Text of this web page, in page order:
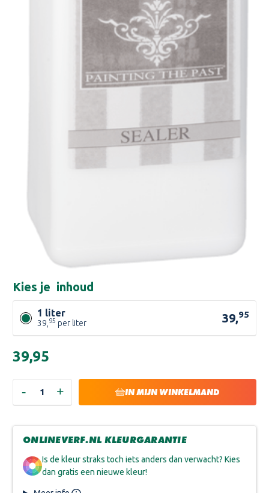
Kies je inhoud
1 liter
39,95 per liter 39,95
voorraad:
€39,95
HOEVEELHEID
VAN
THE
SEALER
- HOEVEELHEID
VAN
THE
SEALER
+ IN MIJN WINKELMAND
ONLINEVERF.NL KLEURGARANTIE
Is de kleur straks toch iets anders dan verwacht? Kies
dan gratis een nieuwe kleur!